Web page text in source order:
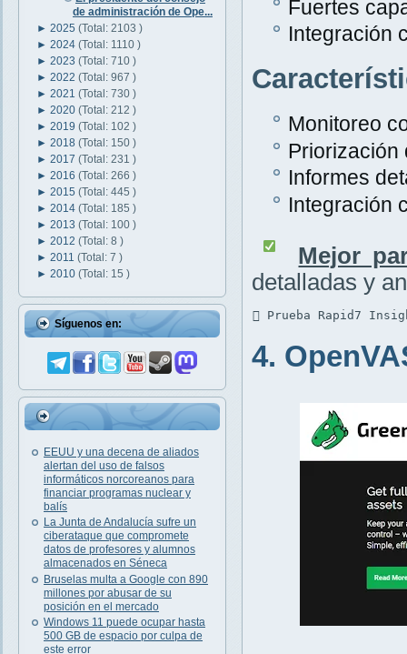
de administración de Ope...
► 2025 (Total: 2103 )
► 2024 (Total: 1110 )
► 2023 (Total: 710 )
► 2022 (Total: 967 )
► 2021 (Total: 730 )
► 2020 (Total: 212 )
► 2019 (Total: 102 )
► 2018 (Total: 150 )
► 2017 (Total: 231 )
► 2016 (Total: 266 )
► 2015 (Total: 445 )
► 2014 (Total: 185 )
► 2013 (Total: 100 )
► 2012 (Total: 8 )
► 2011 (Total: 7 )
► 2010 (Total: 15 )
Síguenos en:
EEUU y una decena de aliados
alertan del uso de falsos
informáticos norcoreanos para
financiar programas nuclear y
balís
La Junta de Andalucía sufre un
ciberataque que compromete
datos de profesores y alumnos
almacenados en Séneca
Bruselas multa a Google con 890
millones por abusar de su
posición en el mercado
Windows 11 puede ocupar hasta
500 GB de espacio por culpa de
este error
Fuertes
Integración
Monitoreo
Priorización
Informes
Integración
Mejor
detalladas y
 Prueba Rapid7
4.